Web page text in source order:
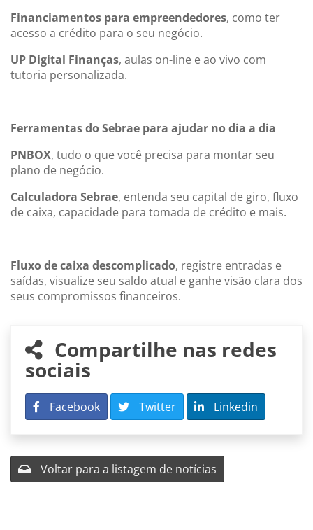
Financiamentos para empreendedores, como ter
acesso a crédito para o seu negócio.
UP Digital Finanças, aulas on-line e ao vivo com
tutoria personalizada.
Ferramentas do Sebrae para ajudar no dia a dia
PNBOX, tudo o que você precisa para montar seu
plano de negócio.
Calculadora Sebrae, entenda seu capital de giro, fluxo
de caixa, capacidade para tomada de crédito e mais.
Fluxo de caixa descomplicado, registre entradas e
saídas, visualize seu saldo atual e ganhe visão clara dos
seus compromissos financeiros.
Compartilhe nas redes
sociais
Facebook Twitter Linkedin
Voltar para a listagem de notícias